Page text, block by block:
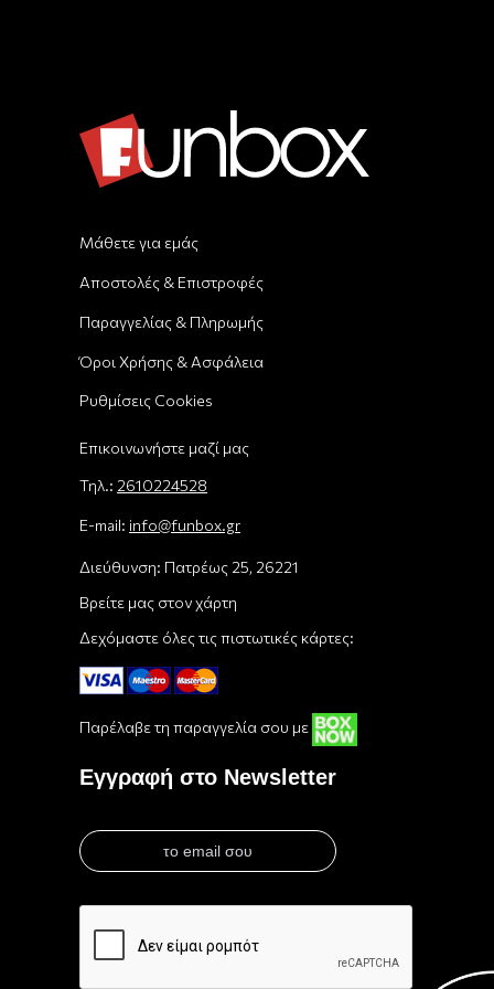
Μάθετε για εμάς
Αποστολές & Επιστροφές
Παραγγελίας & Πληρωμής
Όροι Χρήσης & Ασφάλεια
Ρυθμίσεις Cookies
Επικοινωνήστε μαζί μας
Τηλ.: 2610224528
E-mail: info@funbox.gr
Διεύθυνση: Πατρέως 25, 26221
Βρείτε μας στον χάρτη
Δεχόμαστε όλες τις πιστωτικές κάρτες:
Παρέλαβε τη παραγγελία σου με
Εγγραφή στο Newsletter